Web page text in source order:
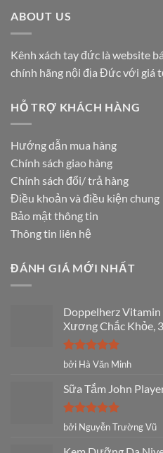
ABOUT US
Kênh xách tay đức là website
chính hãng nội địa Đức với giá
HỖ TRỢ KHÁCH HÀNG
Hướng dẫn mua hàng
Chính sách giao hàng
Chính sách đổi/ trả hàng
Điều khoản và điều kiện chung
Bảo mật thông tin
Thông tin liên hệ
ĐÁNH GIÁ MỚI NHẤT
Doppelherz Vitamin
Xương Chắc Khỏe,
Được xếp
sao
bởi Hà Văn Minh
Sữa Tắm John
Được xếp
hạng
5
sao
bởi Nguyễn Trường Vũ